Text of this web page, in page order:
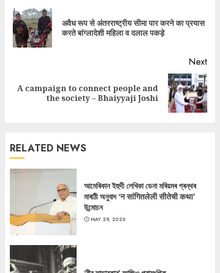
Reading
अवैध रूप से अंतरराष्ट्रीय सीमा पार करने का प्रयास
करते बांग्लादेशी महिला व दलाल पकड़े
Next
Next
A campaign to connect people and
the society – Bhaiyyaji Joshi
RELATED NEWS
আমেৰিকান ইহুদী লেখিকা ডেনা মৰিয়মৰ গ্ৰন্থৰ
মাৰাঠী অনুবাদ ‘न सांगितलेली सीतेची कथा’
উন্মোচন
MAY 29, 2026